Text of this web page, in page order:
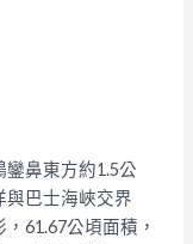
鼻東方約1.5公
與巴士海峽交界
61.67公頃面積，